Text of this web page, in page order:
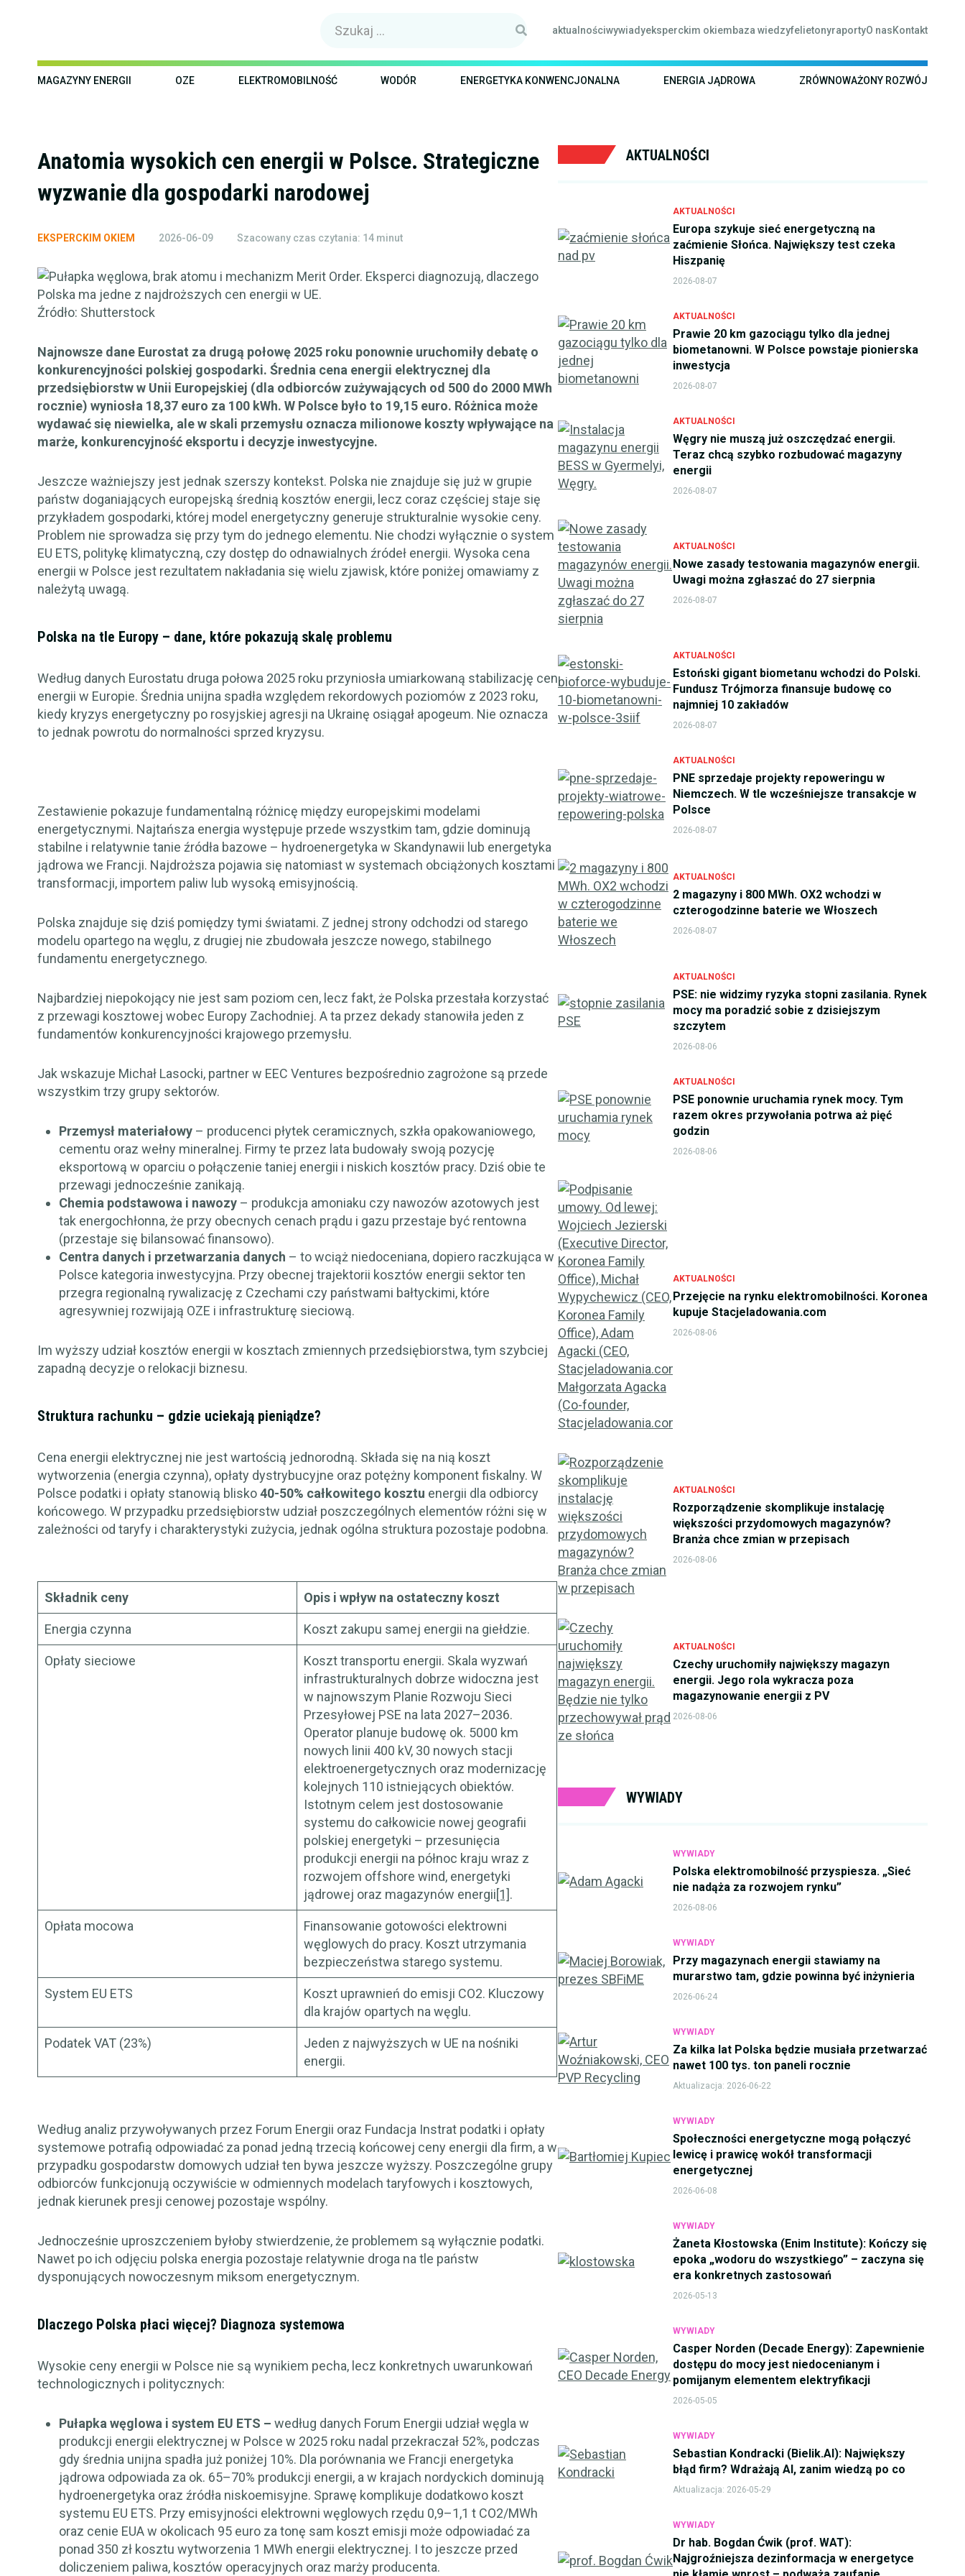
SZUKAJaktualnościwywiadyeksperckim okiembaza wiedzyfelietonyraportyO nasKontakt
MAGAZYNY ENERGII OZE ELEKTROMOBILNOŚĆ WODÓR ENERGETYKA KONWENCJONALNA ENERGIA JĄDROWA ZRÓWNOWAŻONY ROZWÓJ
Anatomia wysokich cen energii w Polsce. Strategiczne
wyzwanie dla gospodarki narodowej
EKSPERCKIM OKIEM 2026-06-09 Szacowany czas czytania: 14 minut
Źródło: Shutterstock
Najnowsze dane Eurostat za drugą połowę 2025 roku ponownie uruchomiły debatę o
konkurencyjności polskiej gospodarki. Średnia cena energii elektrycznej dla
przedsiębiorstw w Unii Europejskiej (dla odbiorców zużywających od 500 do 2000 MWh
rocznie) wyniosła 18,37 euro za 100 kWh. W Polsce było to 19,15 euro. Różnica może
wydawać się niewielka, ale w skali przemysłu oznacza milionowe koszty wpływające na
marże, konkurencyjność eksportu i decyzje inwestycyjne.
Jeszcze ważniejszy jest jednak szerszy kontekst. Polska nie znajduje się już w grupie
państw doganiających europejską średnią kosztów energii, lecz coraz częściej staje się
przykładem gospodarki, której model energetyczny generuje strukturalnie wysokie ceny.
Problem nie sprowadza się przy tym do jednego elementu. Nie chodzi wyłącznie o system
EU ETS, politykę klimatyczną, czy dostęp do odnawialnych źródeł energii. Wysoka cena
energii w Polsce jest rezultatem nakładania się wielu zjawisk, które poniżej omawiamy z
należytą uwagą.
Polska na tle Europy – dane, które pokazują skalę problemu
Według danych Eurostatu druga połowa 2025 roku przyniosła umiarkowaną stabilizację cen
energii w Europie. Średnia unijna spadła względem rekordowych poziomów z 2023 roku,
kiedy kryzys energetyczny po rosyjskiej agresji na Ukrainę osiągał apogeum. Nie oznacza
to jednak powrotu do normalności sprzed kryzysu.
Zestawienie pokazuje fundamentalną różnicę między europejskimi modelami
energetycznymi. Najtańsza energia występuje przede wszystkim tam, gdzie dominują
stabilne i relatywnie tanie źródła bazowe – hydroenergetyka w Skandynawii lub energetyka
jądrowa we Francji. Najdroższa pojawia się natomiast w systemach obciążonych kosztami
transformacji, importem paliw lub wysoką emisyjnością.
Polska znajduje się dziś pomiędzy tymi światami. Z jednej strony odchodzi od starego
modelu opartego na węglu, z drugiej nie zbudowała jeszcze nowego, stabilnego
fundamentu energetycznego.
Najbardziej niepokojący nie jest sam poziom cen, lecz fakt, że Polska przestała korzystać
z przewagi kosztowej wobec Europy Zachodniej. A ta przez dekady stanowiła jeden z
fundamentów konkurencyjności krajowego przemysłu.
Jak wskazuje Michał Lasocki, partner w EEC Ventures bezpośrednio zagrożone są przede
wszystkim trzy grupy sektorów.
Przemysł materiałowy – producenci płytek ceramicznych, szkła opakowaniowego,
cementu oraz wełny mineralnej. Firmy te przez lata budowały swoją pozycję
eksportową w oparciu o połączenie taniej energii i niskich kosztów pracy. Dziś obie te
przewagi jednocześnie zanikają.
Chemia podstawowa i nawozy – produkcja amoniaku czy nawozów azotowych jest
tak energochłonna, że przy obecnych cenach prądu i gazu przestaje być rentowna
(przestaje się bilansować finansowo).
Centra danych i przetwarzania danych – to wciąż niedoceniana, dopiero raczkująca w
Polsce kategoria inwestycyjna. Przy obecnej trajektorii kosztów energii sektor ten
przegra regionalną rywalizację z Czechami czy państwami bałtyckimi, które
agresywniej rozwijają OZE i infrastrukturę sieciową.
Im wyższy udział kosztów energii w kosztach zmiennych przedsiębiorstwa, tym szybciej
zapadną decyzje o relokacji biznesu.
Struktura rachunku – gdzie uciekają pieniądze?
Cena energii elektrycznej nie jest wartością jednorodną. Składa się na nią koszt
wytworzenia (energia czynna), opłaty dystrybucyjne oraz potężny komponent fiskalny. W
Polsce podatki i opłaty stanowią blisko40-50% całkowitego kosztu energii dla odbiorcy
końcowego. W przypadku przedsiębiorstw udział poszczególnych elementów różni się w
zależności od taryfy i charakterystyki zużycia, jednak ogólna struktura pozostaje podobna.
Składnik ceny Opis i wpływ na ostateczny koszt
Energia czynna Koszt zakupu samej energii na giełdzie.
Opłaty sieciowe
Koszt transportu energii. Skala wyzwań
infrastrukturalnych dobrze widoczna jest
w najnowszym Planie Rozwoju Sieci
Przesyłowej PSE na lata 2027–2036.
Operator planuje budowę ok. 5000 km
nowych linii 400 kV, 30 nowych stacji
elektroenergetycznych oraz modernizację
kolejnych 110 istniejących obiektów.
Istotnym celem jest dostosowanie
systemu do całkowicie nowej geografii
polskiej energetyki – przesunięcia
produkcji energii na północ kraju wraz z
rozwojem offshore wind, energetyki
jądrowej oraz magazynów energii[1].
Opłata mocowa
Finansowanie gotowości elektrowni
węglowych do pracy. Koszt utrzymania
bezpieczeństwa starego systemu.
System EU ETS
Koszt uprawnień do emisji CO2. Kluczowy
dla krajów opartych na węglu.
Podatek VAT (23%)
Jeden z najwyższych w UE na nośniki
energii.
Według analiz przywoływanych przez Forum Energii oraz Fundacja Instrat podatki i opłaty
systemowe potrafią odpowiadać za ponad jedną trzecią końcowej ceny energii dla firm, a w
przypadku gospodarstw domowych udział ten bywa jeszcze wyższy. Poszczególne grupy
odbiorców funkcjonują oczywiście w odmiennych modelach taryfowych i kosztowych,
jednak kierunek presji cenowej pozostaje wspólny.
Jednocześnie uproszczeniem byłoby stwierdzenie, że problemem są wyłącznie podatki.
Nawet po ich odjęciu polska energia pozostaje relatywnie droga na tle państw
dysponujących nowoczesnym miksom energetycznym.
Dlaczego Polska płaci więcej? Diagnoza systemowa
Wysokie ceny energii w Polsce nie są wynikiem pecha, lecz konkretnych uwarunkowań
technologicznych i politycznych:
Pułapka węglowa i system EU ETS – według danych Forum Energii udział węgla w
produkcji energii elektrycznej w Polsce w 2025 roku nadal przekraczał 52%, podczas
gdy średnia unijna spadła już poniżej 10%. Dla porównania we Francji energetyka
jądrowa odpowiada za ok. 65–70% produkcji energii, a w krajach nordyckich dominują
hydroenergetyka oraz źródła niskoemisyjne. Sprawę komplikuje dodatkowo koszt
systemu EU ETS. Przy emisyjności elektrowni węglowych rzędu 0,9–1,1 t CO2/MWh
oraz cenie EUA w okolicach 95 euro za tonę sam koszt emisji może odpowiadać za
ponad 350 zł kosztu wytworzenia 1 MWh energii elektrycznej. I to jeszcze przed
doliczeniem paliwa, kosztów operacyjnych oraz marży producenta.
AKTUALNOŚCI
AKTUALNOŚCI
Europa szykuje sieć energetyczną na
zaćmienie Słońca. Największy test czeka
Hiszpanię
2026-08-07
AKTUALNOŚCI
Prawie 20 km gazociągu tylko dla jednej
biometanowni. W Polsce powstaje pionierska
inwestycja
2026-08-07
AKTUALNOŚCI
Węgry nie muszą już oszczędzać energii.
Teraz chcą szybko rozbudować magazyny
energii
2026-08-07
AKTUALNOŚCI
Nowe zasady testowania magazynów energii.
Uwagi można zgłaszać do 27 sierpnia
2026-08-07
AKTUALNOŚCI
Estoński gigant biometanu wchodzi do Polski.
Fundusz Trójmorza finansuje budowę co
najmniej 10 zakładów
2026-08-07
AKTUALNOŚCI
PNE sprzedaje projekty repoweringu w
Niemczech. W tle wcześniejsze transakcje w
Polsce
2026-08-07
AKTUALNOŚCI
2 magazyny i 800 MWh. OX2 wchodzi w
czterogodzinne baterie we Włoszech
2026-08-07
AKTUALNOŚCI
PSE: nie widzimy ryzyka stopni zasilania. Rynek
mocy ma poradzić sobie z dzisiejszym
szczytem
2026-08-06
AKTUALNOŚCI
PSE ponownie uruchamia rynek mocy. Tym
razem okres przywołania potrwa aż pięć
godzin
2026-08-06
AKTUALNOŚCI
Przejęcie na rynku elektromobilności. Koronea
kupuje Stacjeladowania.com
2026-08-06
AKTUALNOŚCI
Rozporządzenie skomplikuje instalację
większości przydomowych magazynów?
Branża chce zmian w przepisach
2026-08-06
AKTUALNOŚCI
Czechy uruchomiły największy magazyn
energii. Jego rola wykracza poza
magazynowanie energii z PV
2026-08-06
WYWIADY
WYWIADY
Polska elektromobilność przyspiesza. „Sieć
nie nadąża za rozwojem rynku”
2026-08-06
WYWIADY
Przy magazynach energii stawiamy na
murarstwo tam, gdzie powinna być inżynieria
2026-06-24
WYWIADY
Za kilka lat Polska będzie musiała przetwarzać
nawet 100 tys. ton paneli rocznie
Aktualizacja: 2026-06-22
WYWIADY
Społeczności energetyczne mogą połączyć
lewicę i prawicę wokół transformacji
energetycznej
2026-06-08
WYWIADY
Żaneta Kłostowska (Enim Institute): Kończy się
epoka „wodoru do wszystkiego” – zaczyna się
era konkretnych zastosowań
2026-05-13
WYWIADY
Casper Norden (Decade Energy): Zapewnienie
dostępu do mocy jest niedocenianym i
pomijanym elementem elektryfikacji
2026-05-05
WYWIADY
Sebastian Kondracki (Bielik.AI): Największy
błąd firm? Wdrażają AI, zanim wiedzą po co
Aktualizacja: 2026-05-29
WYWIADY
Dr hab. Bogdan Ćwik (prof. WAT):
Najgroźniejsza dezinformacja w energetyce